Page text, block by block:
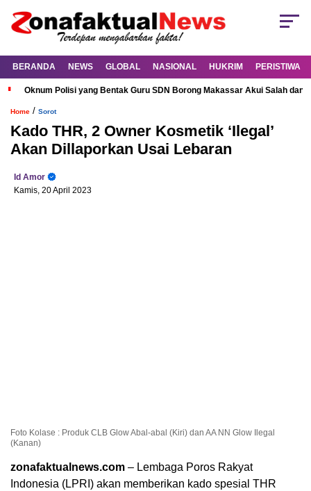
BERANDA NEWS GLOBAL NASIONAL HUKRIM PERISTIWA
Oknum Polisi yang Bentak Guru SDN Borong Makassar Akui Salah dan
Home / Sorot
Kado THR, 2 Owner Kosmetik ‘Ilegal’
Akan Dillaporkan Usai Lebaran
Id Amor
Kamis, 20 April 2023
Foto Kolase : Produk CLB Glow Abal-abal (Kiri) dan AA NN Glow Ilegal
(Kanan)
zonafaktualnews.com – Lembaga Poros Rakyat
Indonesia (LPRI) akan memberikan kado spesial THR